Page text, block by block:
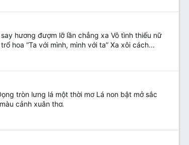
hương đượm lỡ lần chẳng xa Vô tình thiếu nữ
hoa “Ta với mình, mình với ta” Xa xôi cách...
tròn lưng lá một thời mơ Lá non bật mở sắc
cảnh xuân thơ.